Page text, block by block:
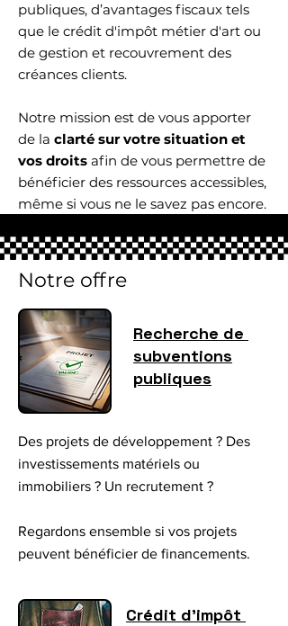
publiques, d’avantages fiscaux tels
que le crédit d'impôt métier d'art ou
de gestion et recouvrement des
créances clients.
Notre mission est de vous apporter
de la clarté sur votre situation et
vos droits afin de vous permettre de
bénéficier des ressources accessibles,
même si vous ne le savez pas encore.
Notre offre
Recherche de
subventions
publiques
Des projets de développement ? Des
investissements matériels ou
immobiliers ? Un recrutement ?
Regardons ensemble si vos projets
peuvent bénéficier de financements.
Crédit d'impôt